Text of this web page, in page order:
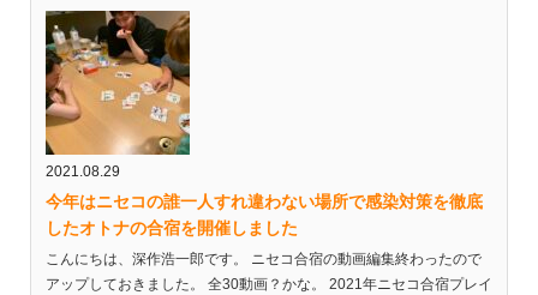
2021.08.29
今年はニセコの誰一人すれ違わない場所で感染対策を徹底
したオトナの合宿を開催しました
こんにちは、深作浩一郎です。 ニセコ合宿の動画編集終わったので
アップしておきました。 全30動画？かな。 2021年ニセコ合宿プレイ